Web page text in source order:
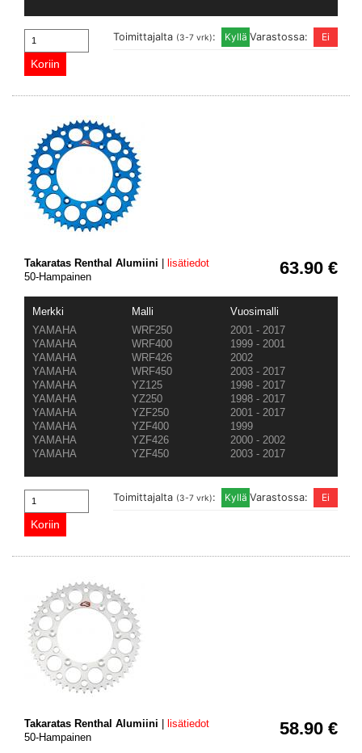
Varastossa:
Toimittajalta (3-7 vrk):
63.90 €
Takaratas Renthal Alumiini
lisätiedot
50-Hampainen
Merkki Malli
Vuosimalli
YAMAHA
WRF250
2001 - 2017
YAMAHA
WRF400
1999 - 2001
YAMAHA
WRF426
2002
YAMAHA
WRF450
2003 - 2017
YAMAHA
YZ125
1998 - 2017
YAMAHA
YZ250
1998 - 2017
YAMAHA
YZF250
2001 - 2017
YAMAHA
YZF400
1999
YAMAHA
YZF426
2000 - 2002
YAMAHA
YZF450 2003 - 2017
Varastossa:
Toimittajalta (3-7 vrk):
58.90 €
Takaratas Renthal Alumiini
lisätiedot
50-Hampainen